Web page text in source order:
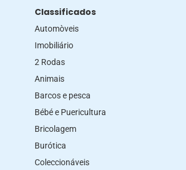
Classificados
Automòveis
Imobiliário
2 Rodas
Animais
Barcos e pesca
Bébé e Puericultura
Bricolagem
Burótica
Coleccionáveis